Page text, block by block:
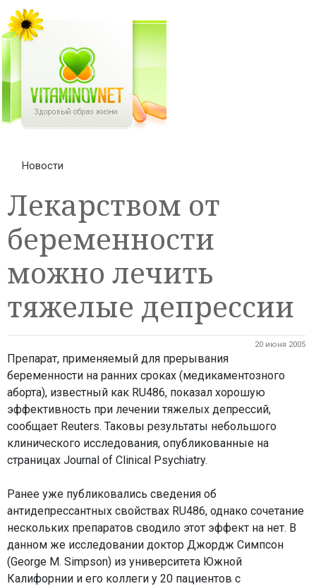
Новости
Лекарством от
беременности
можно лечить
тяжелые депрессии
20 июня 2005
Препарат, применяемый для прерывания
беременности на ранних сроках (медикаментозного
аборта), известный как RU486, показал хорошую
эффективность при лечении тяжелых депрессий,
сообщает Reuters. Таковы результаты небольшого
клинического исследования, опубликованные на
страницах Journal of Clinical Psychiatry.
Ранее уже публиковались сведения об
антидепрессантных свойствах RU486, однако сочетание
нескольких препаратов сводило этот эффект на нет. В
данном же исследовании доктор Джордж Симпсон
(George M. Simpson) из университета Южной
Калифорнии и его коллеги у 20 пациентов с